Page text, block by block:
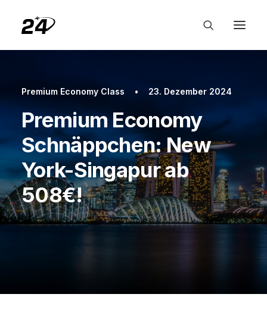
Premium Economy Class • 23. Dezember 2024
Premium Economy
Schnäppchen: New
York-Singapur ab
508€!